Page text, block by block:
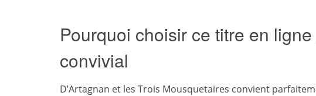
Pourquoi choisir ce titre en
convivial
D’Artagnan et les Trois Mousquetaires convient